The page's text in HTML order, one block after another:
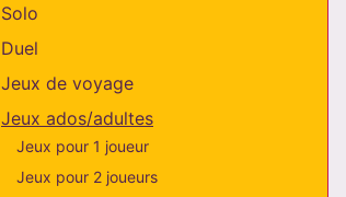
Solo
Duel
Jeux de voyage
Jeux ados/adultes
Jeux pour 1 joueur
Jeux pour 2 joueurs